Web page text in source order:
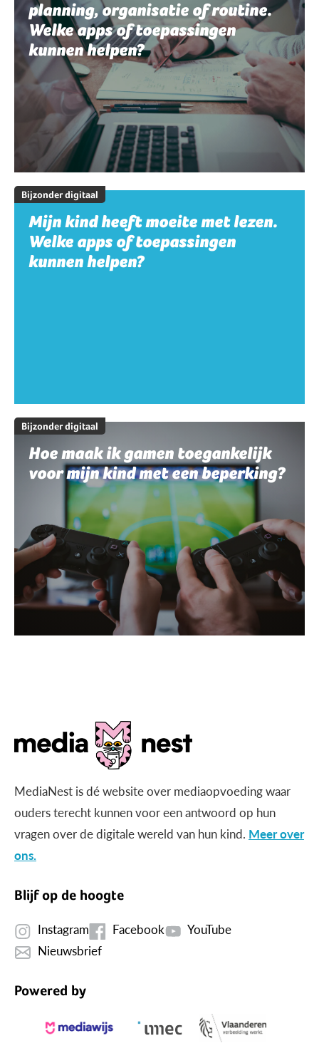
planning, organisatie of routine.
Welke apps of toepassingen
kunnen helpen?
Bijzonder digitaal
Mijn kind heeft moeite met lezen.
Welke apps of toepassingen
kunnen helpen?
Bijzonder digitaal
Hoe maak ik gamen toegankelijk
voor mijn kind met een beperking?
MediaNest is dé website over mediaopvoeding waar
ouders terecht kunnen voor een antwoord op hun
vragen over de digitale wereld van hun kind. Meer over
ons.
Blijf op de hoogte
Instagram Facebook
YouTube
Nieuwsbrief
Powered by